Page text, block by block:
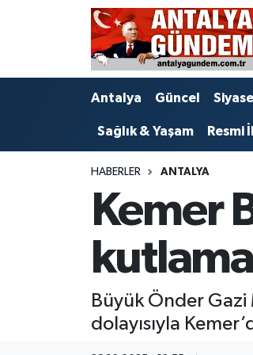
Antalya Güncel
Sağlık & Yaşam Resmi
HABERLER ANTALYA
Kemer
Büyük Önder Gazi
dolayısıyla
Antalya
Bilim & Teknoloji
Antalya Nöbetçi Eczaneler
Antalya Hava Durumu
Antalya Namaz Vakitleri
Süper Lig Puan Durumu ve Fikstür
Tüm Manşetler
Son Dakika Haberleri